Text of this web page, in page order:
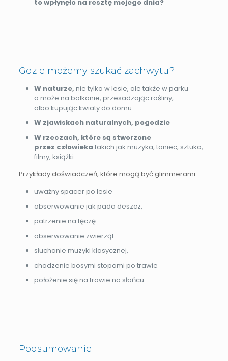
to wpłynęło na resztę mojego dnia?
Gdzie możemy szukać zachwytu?
W naturze, nie tylko w lesie, ale także w parku
a może na balkonie, przesadzając rośliny,
albo kupując kwiaty do domu.
W zjawiskach naturalnych, pogodzie
W rzeczach, które są stworzone
przez człowieka takich jak muzyka, taniec, sztuka,
filmy, książki
Przykłady doświadczeń, które mogą być glimmerami:
uważny spacer po lesie
obserwowanie jak pada deszcz,
patrzenie na tęczę
obserwowanie zwierząt
słuchanie muzyki klasycznej,
chodzenie bosymi stopami po trawie
położenie się na trawie na słońcu
Podsumowanie